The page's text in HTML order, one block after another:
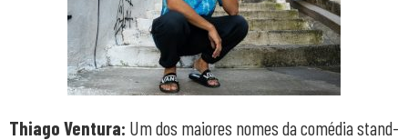
Thiago Ventura: Um dos maiores nomes da comédia stand-